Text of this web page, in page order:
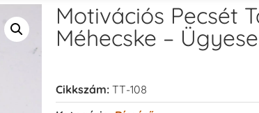
Motivációs Pecsét
Méhecske –
Cikkszám: TT-108